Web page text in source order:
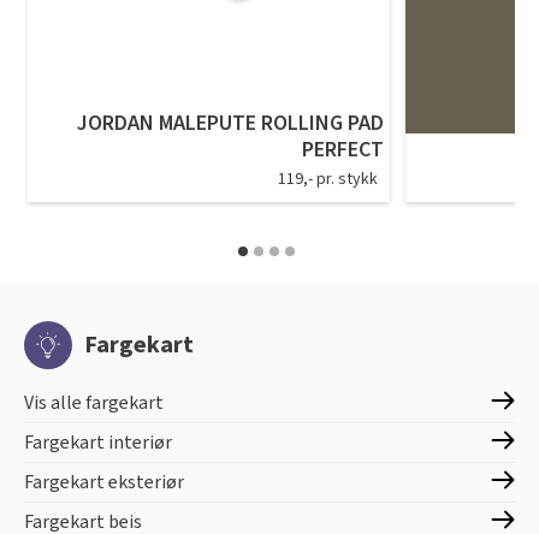
JORDAN MALEPUTE ROLLING PAD
PERFECT
119,- pr. stykk
Fargekart
Vis alle fargekart
Fargekart interiør
Fargekart eksteriør
Fargekart beis